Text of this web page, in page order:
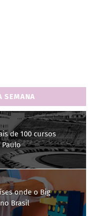
SEMANA
de 100 cursos
onde o Big
Brasil